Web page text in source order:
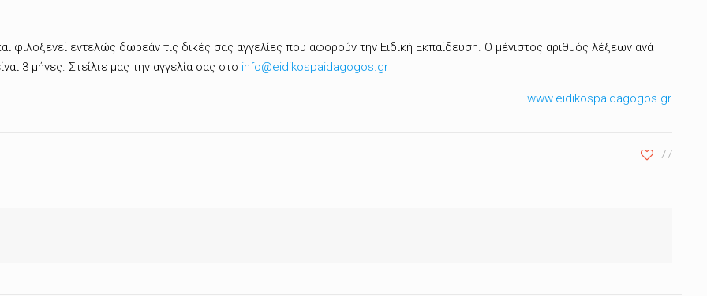
φιλοξενεί εντελώς δωρεάν τις δικές σας αγγελίες που αφορούν την Ειδική Εκπαίδευση. Ο μέγιστος αριθμός λέξεων ανά
3 μήνες. Στείλτε μας την αγγελία σας στο info@eidikospaidagogos.gr
www.eidikospaidagogos.gr
77